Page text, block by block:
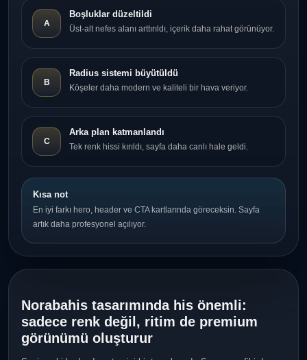
A
Boşluklar düzeltildi
Üst-alt nefes alanı arttırıldı, içerik daha rahat görünüyor.
B
Radius sistemi büyütüldü
Köşeler daha modern ve kaliteli bir hava veriyor.
C
Arka plan katmanlandı
Tek renk hissi kırıldı, sayfa daha canlı hale geldi.
Kısa not
En iyi farkı hero, header ve CTA kartlarında göreceksin. Sayfa
artık daha profesyonel açılıyor.
Norabahis tasarımında his önemli:
sadece renk değil, ritim de premium
görünümü oluşturur